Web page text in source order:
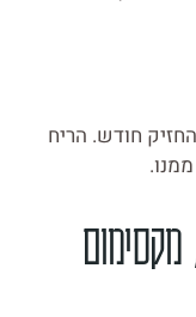
חודש. הריח
מקסימום